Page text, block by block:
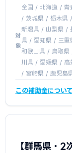
対
象
全国 / 北海道 /
/ 茨城県 / 栃木県
新潟県 / 山梨県 /
県 / 愛知県 / 三
和歌山県 / 鳥取
川県 / 愛媛県 /
/ 宮崎県 / 鹿児島
この補助金につい
【群馬県・